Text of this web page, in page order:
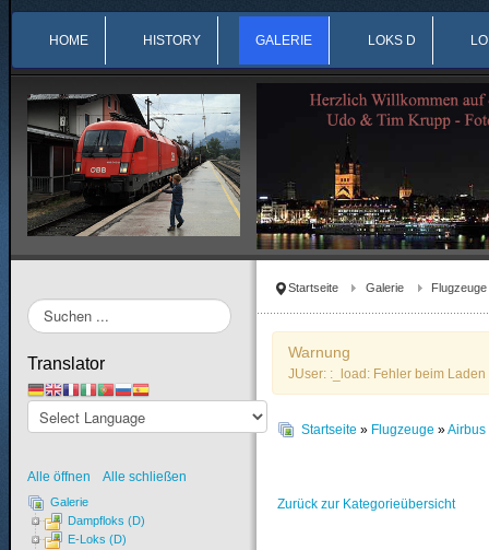
HOME HISTORY GALERIE LOKS D
Startseite Galerie Flugzeuge
Warnung
JUser: :_load: Fehler beim
Startseite » Flugzeuge »Airbus
Zurück zur Kategorieübersicht
Suchen
...
Translator
Alle öffnen Alle schließen
Galerie
Dampfloks (D)
E-Loks (D)